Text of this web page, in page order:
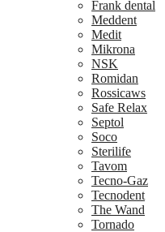
Frank dental
Meddent
Medit
Mikrona
NSK
Romidan
Rossicaws
Safe Relax
Septol
Soco
Sterilife
Tavom
Tecno-Gaz
Tecnodent
The Wand
Tornado